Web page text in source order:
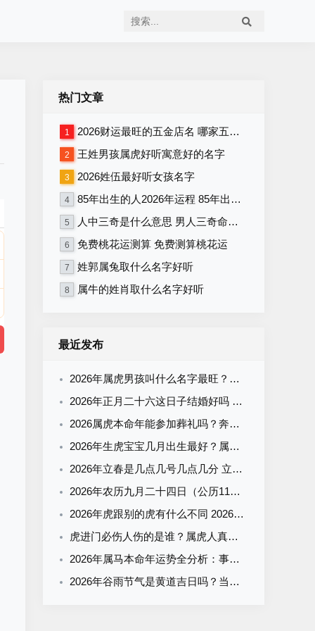
热门文章
1 2026财运最旺的五金店名 哪家五金店将在2026年财运最旺
2 王姓男孩属虎好听寓意好的名字
3 2026姓伍最好听女孩名字
4 85年出生的人2026年运程 85年出生者2026年运势如何
5 人中三奇是什么意思 男人三奇命好不好
6 免费桃花运测算 免费测算桃花运
7 姓郭属兔取什么名字好听
8 属牛的姓肖取什么名字好听
最近发布
2026年属虎男孩叫什么名字最旺？霸气有寓意的男宝宝名字清单
2026年正月二十六这日子结婚好吗 结婚为什么要彩礼
2026属虎本命年能参加葬礼吗？奔丧要注意什么？看完这篇就懂了
2026年生虎宝宝几月出生最好？属虎什么时辰出生最旺运？全解析来了
2026年立春是几点几号几点几分 立春有什么气候特征
2026年农历九月二十四日（公历11月2日）黄历吉凶查询：当天几点是吉时？
2026年虎跟别的虎有什么不同 2026年属虎一生运势
虎进门必伤人伤的是谁？属虎人真的会克这3个生肖吗？
2026年属马本命年运势全分析：事业财运感情走势+幸运方向与禁忌
2026年谷雨节气是黄道吉日吗？当天宜忌+吉时一览